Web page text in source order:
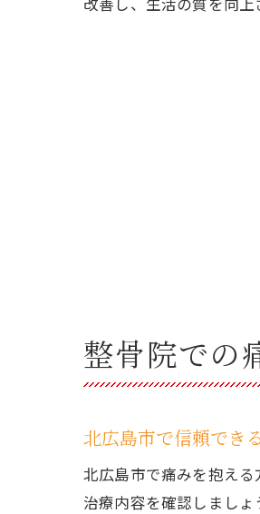
整骨院での
北広島市で信頼でき
北広島市で痛みを抱え
治療内容を確認しまし